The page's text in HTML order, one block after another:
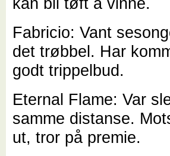
Fabricio: Vant
det trøbbel. Har
godt trippelbud.
Eternal Flame: Var
samme distanse.
ut, tror på premie.